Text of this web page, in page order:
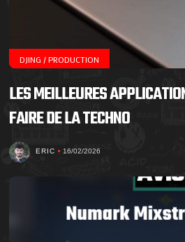
DJING / PRODUCTION
LES MEILLEURES
FAIRE DE LA TECHNO
ERIC 16/02/2026